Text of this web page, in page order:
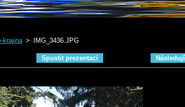
krajina > IMG_3436.JPG
Spustit prezentaci